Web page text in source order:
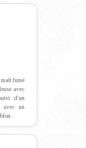
fumé
avec
d’un
avec un